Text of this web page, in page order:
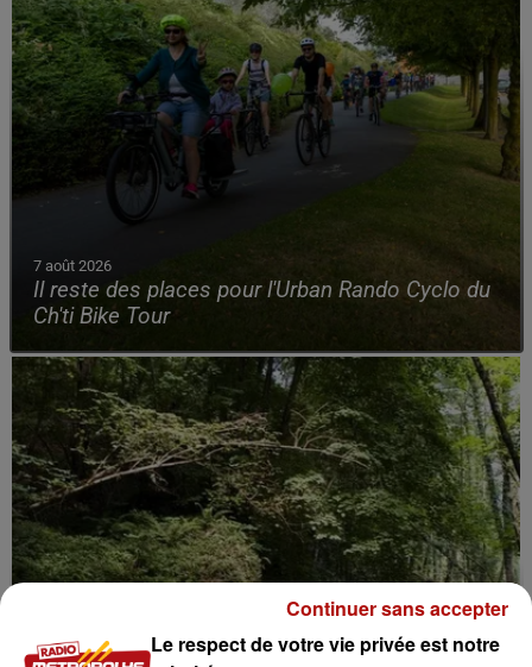
7 août 2026
Il reste des places pour l'Urban Rando Cyclo du
Ch'ti Bike Tour
Le respect de votre vie privée est notre
Continuer sans accepter